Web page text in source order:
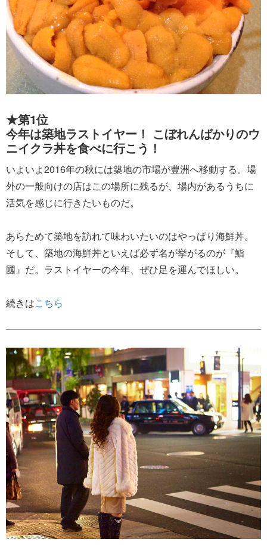
★第1位
今年は築地ラストイヤー！ こぼれんばかりのウ
ニイクラ丼を食べに行こう！
いよいよ2016年の秋には築地の市場が豊洲へ移動する。場
外の一般向けの店はこの場所に残るが、場内があるうちに
活気を感じに行きたいものだ。
あらためて築地を訪れて味わいたいのはやっぱり海鮮丼。
そして、築地の海鮮丼といえば必ず名が挙がるのが『鮨
國』だ。ラストイヤーの今年、ぜひ足を運んでほしい。
続きはこちら